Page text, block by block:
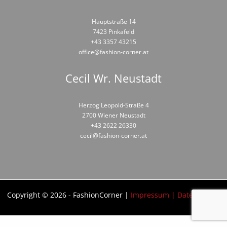
Hauptstraße 14
7423 Pinkafeld
+43 3357 43215
office@fashion-corner.at
Cecil Wr. Neustadt
Herzog Leopold-Straße 4
2700 Wiener Neustadt
+43 2622 26330
cecil@fashion-corner.at
Copyright © 2026 - FashionCorner | Impressum | Datenschutz